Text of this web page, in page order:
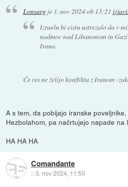
Lonsargje 1. nov 2024 ob 13:21
Izraelu bi cistu ustrezalo da v
nadmoc nad Libanonom in
Irana.
Če res ne želijo konflikta z Iranom -
A s tem, da pobijajo iranske
Hezbolahom, pa načrtujejo napade na
HA HA HA
Comandante
::3. nov 2024, 11:50